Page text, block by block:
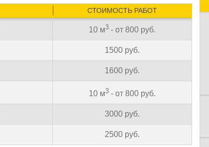
СТОИМОСТЬ РАБОТ
10 м3 - от 800 руб.
1500 руб.
1600 руб.
10 м3 - от 800 руб.
3000 руб.
2500 руб.